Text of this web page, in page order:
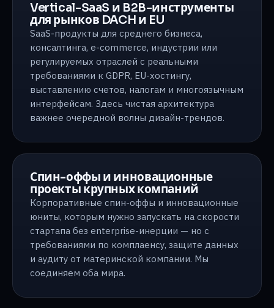
Vertical-SaaS и B2B-инструменты
для рынков DACH и EU
SaaS-продукты для среднего бизнеса,
консалтинга, e-commerce, индустрии или
регулируемых отраслей с реальными
требованиями к GDPR, EU-хостингу,
выставлению счетов, налогам и многоязычным
интерфейсам. Здесь чистая архитектура
важнее очередной волны дизайн-трендов.
Спин-оффы и инновационные
проекты крупных компаний
Корпоративные спин-оффы и инновационные
юниты, которым нужно запускать на скорости
стартапа без enterprise-инерции — но с
требованиями по комплаенсу, защите данных
и аудиту от материнской компании. Мы
соединяем оба мира.